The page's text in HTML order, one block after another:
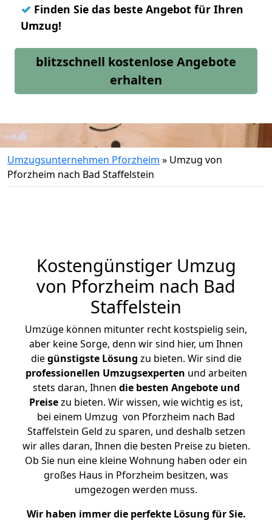
✓ Finden Sie das beste Angebot für Ihren
Umzug!
blitzschnell kostenlose Angebote
erhalten
Umzugsunternehmen Pforzheim » Umzug von
Pforzheim nach Bad Staffelstein
Kostengünstiger Umzug
von Pforzheim nach Bad
Staffelstein
Umzüge können mitunter recht kostspielig sein,
aber keine Sorge, denn wir sind hier, um Ihnen
diegünstigste Lösung zu bieten. Wir sind die
professionellen Umzugsexperten und arbeiten
stets daran, Ihnen die besten Angebote und
Preisezu bieten. Wir wissen, wie wichtig es ist,
bei einem Umzug von Pforzheim nach Bad
Staffelstein Geld zu sparen, und deshalb setzen
wir alles daran, Ihnen die besten Preise zu bieten.
Ob Sie nun eine kleine Wohnung haben oder ein
großes Haus in Pforzheim besitzen, was
umgezogen werden muss.
Wir haben immer die perfekte Lösung für Sie.